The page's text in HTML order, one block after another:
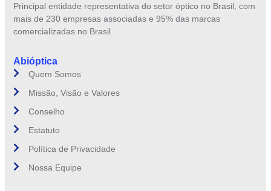
Principal entidade representativa do setor óptico no Brasil, com
mais de 230 empresas associadas e 95% das marcas
comercializadas no Brasil
Abióptica
Quem Somos
Missão, Visão e Valores
Conselho
Estatuto
Política de Privacidade
Nossa Equipe